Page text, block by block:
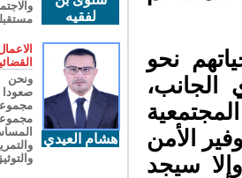
نحو
الأمن
سيجد
لفقيه
مستقبله
هشام العيدي
القضائية
صعودا